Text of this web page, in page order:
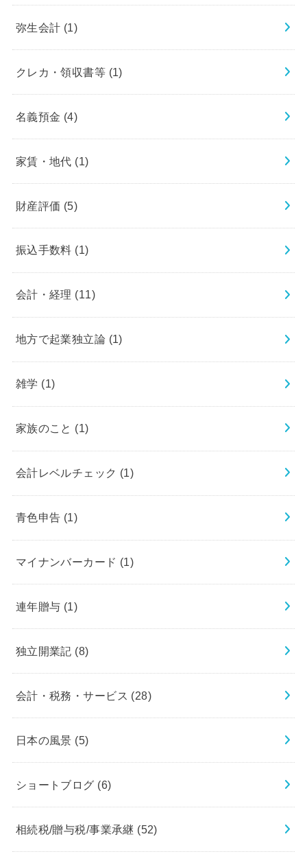
弥生会計 (1)
クレカ・領収書等 (1)
名義預金 (4)
家賃・地代 (1)
財産評価 (5)
振込手数料 (1)
会計・経理 (11)
地方で起業独立論 (1)
雑学 (1)
家族のこと (1)
会計レベルチェック (1)
青色申告 (1)
マイナンバーカード (1)
連年贈与 (1)
独立開業記 (8)
会計・税務・サービス (28)
日本の風景 (5)
ショートブログ (6)
相続税/贈与税/事業承継 (52)